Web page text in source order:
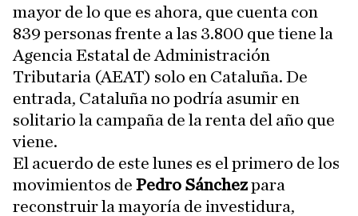
mayor de lo que es ahora, que cuenta con
839 personas frente a las 3.800 que tiene la
Agencia Estatal de Administración
Tributaria (AEAT) solo en Cataluña. De
entrada, Cataluña no podría asumir en
solitario la campaña de la renta del año que
viene.
El acuerdo de este lunes es el primero de los
movimientos de Pedro Sánchezpara
reconstruir la mayoría de investidura,